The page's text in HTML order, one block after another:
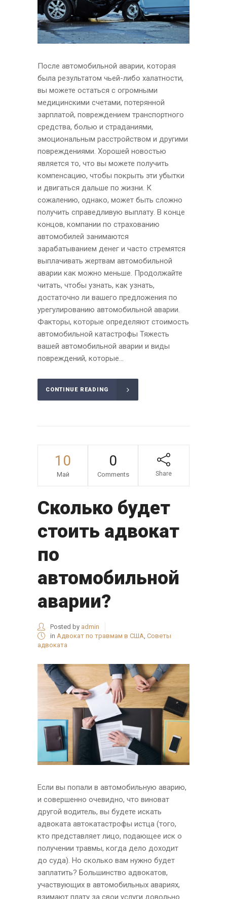
После автомобильной аварии, которая
была результатом чьей-либо халатности,
вы можете остаться с огромными
медицинскими счетами, потерянной
зарплатой, повреждением транспортного
средства, болью и страданиями,
эмоциональным расстройством и другими
повреждениями. Хорошей новостью
является то, что вы можете получить
компенсацию, чтобы покрыть эти убытки
и двигаться дальше по жизни. К
сожалению, однако, может быть сложно
получить справедливую выплату. В конце
концов, компании по страхованию
автомобилей занимаются
зарабатыванием денег и часто стремятся
выплачивать жертвам автомобильной
аварии как можно меньше. Продолжайте
читать, чтобы узнать, как узнать,
достаточно ли вашего предложения по
урегулированию автомобильной аварии.
Факторы, которые определяют стоимость
автомобильной катастрофы Тяжесть
вашей автомобильной аварии и виды
повреждений, которые...
CONTINUE READING
10
Май
0
Comments Share
Сколько будет
стоить адвокат
по
автомобильной
аварии?
Posted by admin
in Адвокат по травмам в США, Советы
адвоката
Если вы попали в автомобильную аварию,
и совершенно очевидно, что виноват
другой водитель, вы будете искать
адвоката автокатастрофы истца (того,
кто представляет лицо, подающее иск о
получении травмы, когда дело доходит
до суда). Но сколько вам нужно будет
заплатить? Большинство адвокатов,
участвующих в автомобильных авариях,
взимают плату за свои услуги довольно